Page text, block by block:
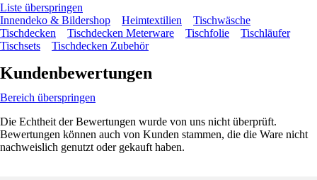
Liste überspringen
Innendeko & Bildershop
Heimtextilien
Tischwäsche
Tischdecken
Tischdecken Meterware Tischfolie
Tischläufer
Tischsets
Tischdecken Zubehör
Kundenbewertungen
Bereich überspringen
Die Echtheit der Bewertungen wurde von uns nicht überprüft.
Bewertungen können auch von Kunden stammen, die die Ware nicht
nachweislich genutzt oder gekauft haben.